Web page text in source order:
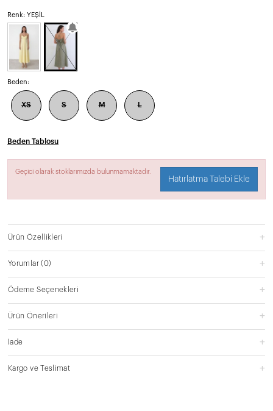
Renk: YEŞİL
Beden:
XS S M L
Beden Tablosu
Geçici olarak stoklarımızda bulunmamaktadır.
Hatırlatma Talebi Ekle
Ürün Özellikleri
Yorumlar(0)
Ödeme Seçenekleri
Ürün Önerileri
İade
Kargo ve Teslimat